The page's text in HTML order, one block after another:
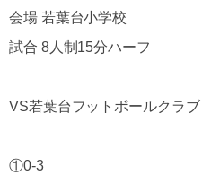
会場 若葉台小学校
試合 8人制15分ハーフ
VS若葉台フットボールクラブ
①0-3